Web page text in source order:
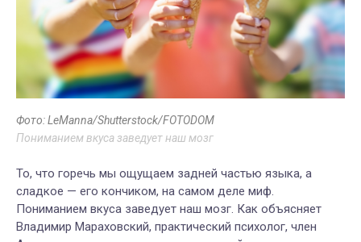
Фото: LeManna/Shutterstock/FOTODOM
Пониманием вкуса заведует наш мозг
То, что горечь мы ощущаем задней частью языка, а
сладкое — его кончиком, на самом деле миф.
Пониманием вкуса заведует наш мозг. Как объясняет
Владимир Мараховский, практический психолог, член